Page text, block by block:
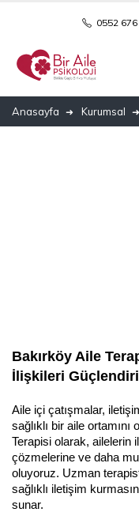
0552
Anasayfa Kurumsal
Bakırköy Aile
İlişkileri
Aile içi çatışmalar,
sağlıklı bir aile
Terapisi olarak, ailelerin
çözmelerine ve daha
oluyoruz. Uzman
sağlıklı iletişim
sunar.